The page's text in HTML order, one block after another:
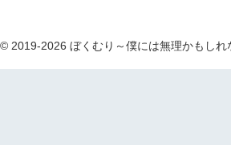
2019-2026 ぼくむり～僕には無理かもしれ